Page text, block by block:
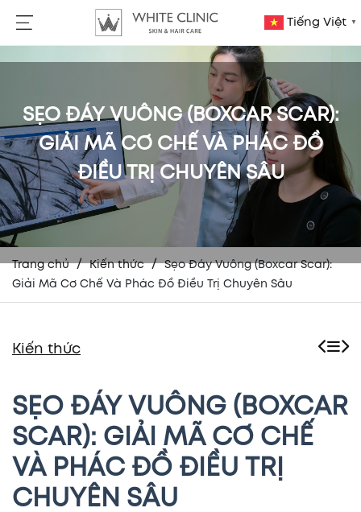
Tiếng Việt ▼
SẸO ĐÁY VUÔNG (BOXCAR SCAR):
GIẢI MÃ CƠ CHẾ VÀ PHÁC ĐỒ
ĐIỀU TRỊ CHUYÊN SÂU
Trang chủ / Kiến thức /
Sẹo Đáy Vuông (Boxcar Scar):
Giải Mã Cơ Chế Và Phác Đồ Điều Trị Chuyên Sâu
Kiến thức
SẸO ĐÁY VUÔNG (BOXCAR
SCAR): GIẢI MÃ CƠ CHẾ
VÀ PHÁC ĐỒ ĐIỀU TRỊ
CHUYÊN SÂU